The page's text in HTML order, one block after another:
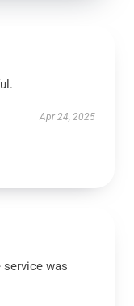
Apr 24, 2025
service was